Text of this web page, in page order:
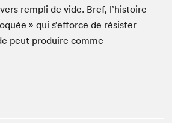
rem­pli de vide. Bref, l’histoire
» qui s’efforce de résis­ter
peut pro­duire comme